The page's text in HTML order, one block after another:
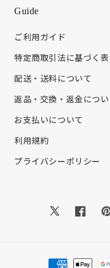
Guide
ご利用ガイド
特定商取引法に基づく
配送・送料について
返品・交換・返金につ
お支払いについて
利用規約
プライバシーポリシー
Twitter
決